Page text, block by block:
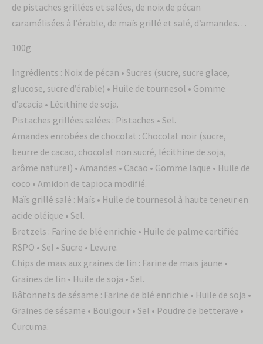
de pistaches grillées et salées, de noix de pécan
caramélisées à l’érable, de maïs grillé et salé, d’amandes…
100g
Ingrédients : Noix de pécan • Sucres (sucre, sucre glace,
glucose, sucre d’érable) • Huile de tournesol • Gomme
d’acacia • Lécithine de soja.
Pistaches grillées salées : Pistaches • Sel.
Amandes enrobées de chocolat : Chocolat noir (sucre,
beurre de cacao, chocolat non sucré, lécithine de soja,
arôme naturel) • Amandes • Cacao • Gomme laque • Huile de
coco • Amidon de tapioca modifié.
Maïs grillé salé : Maïs • Huile de tournesol à haute teneur en
acide oléique • Sel.
Bretzels : Farine de blé enrichie • Huile de palme certifiée
RSPO • Sel • Sucre • Levure.
Chips de maïs aux graines de lin : Farine de maïs jaune •
Graines de lin • Huile de soja • Sel.
Bâtonnets de sésame : Farine de blé enrichie • Huile de soja •
Graines de sésame • Boulgour • Sel • Poudre de betterave •
Curcuma.